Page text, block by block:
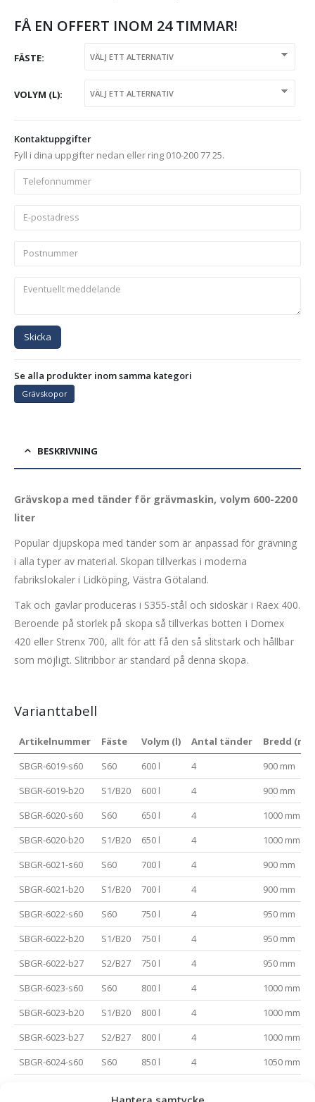
FÅ EN OFFERT INOM 24 TIMMAR!
FÄSTE
VOLYM (L)
Kontaktuppgifter
Fyll i dina uppgifter nedan eller ring 010-200 77 25.
Skicka
Se alla produkter inom samma kategori
Grävskopor
BESKRIVNING
Grävskopa med tänder för grävmaskin, volym 600-2200
liter
Populär djupskopa med tänder som är anpassad för grävning
i alla typer av material. Skopan tillverkas i moderna
fabrikslokaler i Lidköping, Västra Götaland.
Tak och gavlar produceras i S355-stål och sidoskär i Raex 400.
Beroende på storlek på skopa så tillverkas botten i Domex
420 eller Strenx 700, allt för att få den så slitstark och hållbar
som möjligt. Slitribbor är standard på denna skopa.
Varianttabell
Artikelnummer Fäste Volym (l) Antal tänder
Bredd
SBGR-6019-s60
S60 600 l 4
900 mm
SBGR-6019-b20
S1/B20 600 l 4
900 mm
SBGR-6020-s60
S60 650 l 4
1000 mm
SBGR-6020-b20
S1/B20 650 l 4
1000 mm
SBGR-6021-s60
S60 700 l 4
900 mm
SBGR-6021-b20
S1/B20 700 l 4
900 mm
SBGR-6022-s60
S60 750 l 4
950 mm
SBGR-6022-b20
S1/B20 750 l 4
950 mm
SBGR-6022-b27
S2/B27 750 l 4
950 mm
SBGR-6023-s60
S60 800 l 4
1000 mm
SBGR-6023-b20
S1/B20 800 l 4
1000 mm
SBGR-6023-b27
S2/B27 800 l 4
1000 mm
SBGR-6024-s60
S60 850 l 4
1050 mm